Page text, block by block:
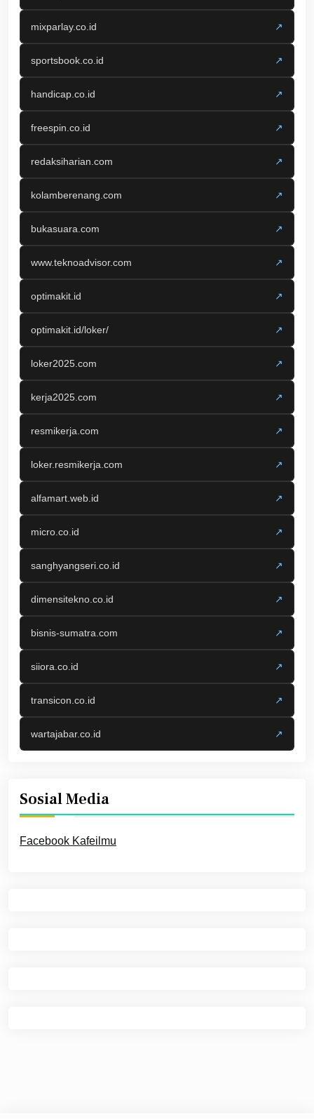
mixparlay.co.id ↗
sportsbook.co.id ↗
handicap.co.id ↗
freespin.co.id ↗
redaksiharian.com ↗
kolamberenang.com ↗
bukasuara.com ↗
www.teknoadvisor.com ↗
optimakit.id ↗
optimakit.id/loker/ ↗
loker2025.com ↗
kerja2025.com ↗
resmikerja.com ↗
loker.resmikerja.com ↗
alfamart.web.id ↗
micro.co.id ↗
sanghyangseri.co.id ↗
dimensitekno.co.id ↗
bisnis-sumatra.com ↗
siiora.co.id ↗
transicon.co.id ↗
wartajabar.co.id ↗
Sosial Media
Facebook Kafeilmu